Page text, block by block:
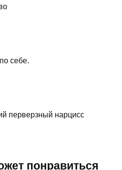
себе.
перверзный нарцисс
понравиться